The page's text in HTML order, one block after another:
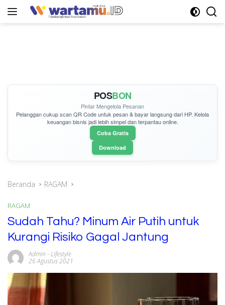
POSBON
Pintar Mengelola Pesanan
Pelanggan cukupscan QR Codeuntuk pesan & bayar langsung dari HP. Kelola
keuangan bisnis jadi lebih simpel dan terpantau online.
Coba Gratis
Download
Beranda RAGAM
RAGAM
Sudah Tahu? Minum Air Putih untuk
Kurangi Risiko Gagal Jantung
Admin - Lifestyle
26 Agustus 2021